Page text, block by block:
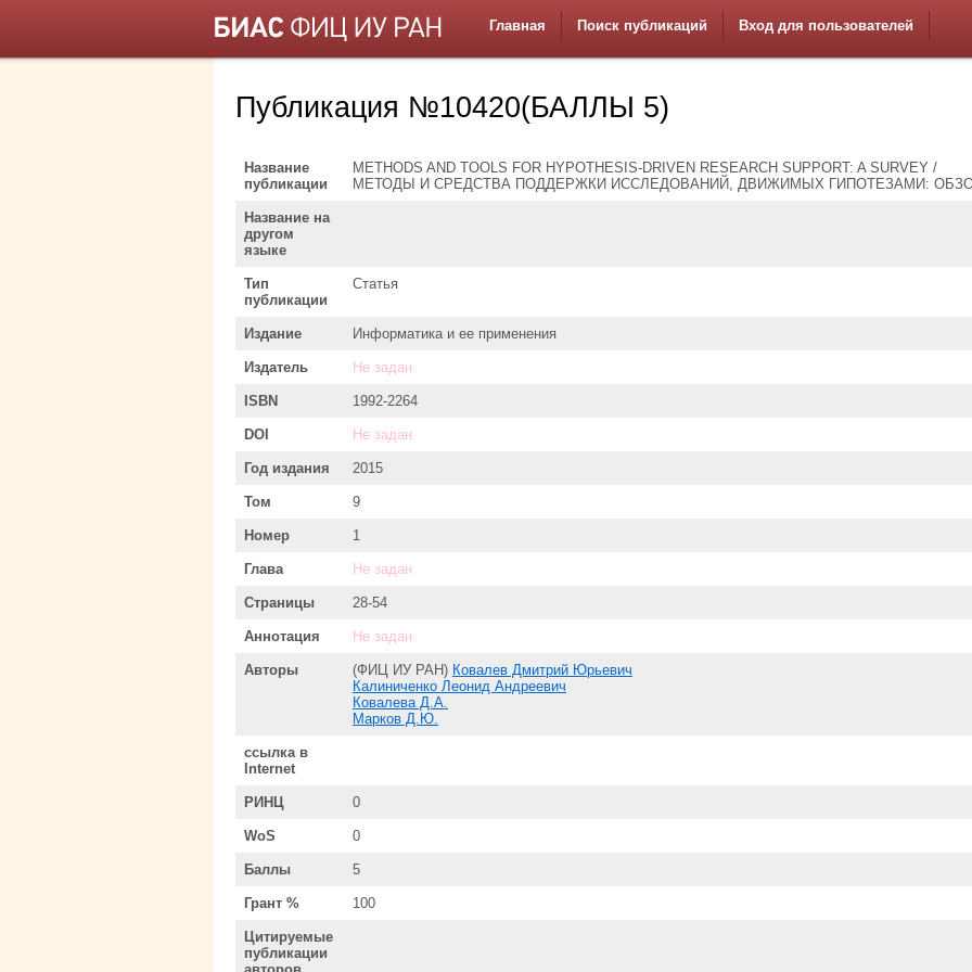
Главная Поиск публикаций Вход для пользователей
Публикация №10420(БАЛЛЫ 5)
Название
публикации
METHODS AND TOOLS FOR HYPOTHESIS-DRIVEN RESEARCH SUPPORT: A SURVEY /
МЕТОДЫ И СРЕДСТВА ПОДДЕРЖКИ ИССЛЕДОВАНИЙ, ДВИЖИМЫХ ГИПОТЕЗАМИ:
Название на
другом
языке
Тип
публикации
Статья
Издание Информатика и ее применения
Издатель Не задан
ISBN 1992-2264
DOI Не задан
Год издания 2015
Том 9
Номер 1
Глава Не задан
Страницы 28-54
Аннотация Не задан
Авторы (ФИЦ ИУ РАН) Ковалев Дмитрий Юрьевич
Калиниченко Леонид Андреевич
Ковалева Д.А.
Марков Д.Ю.
ссылка в
Internet
РИНЦ 0
WoS 0
Баллы 5
Грант % 100
Цитируемые
публикации